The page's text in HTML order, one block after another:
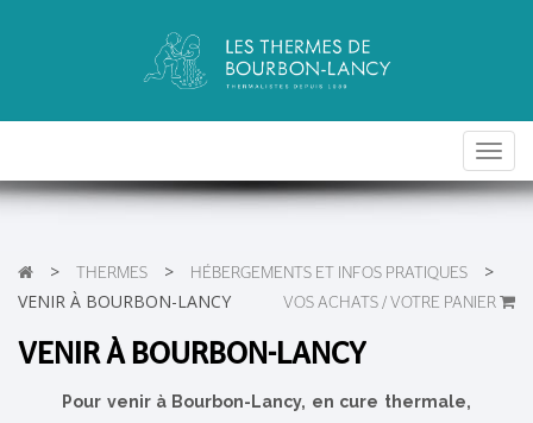
> THERMES > HÉBERGEMENTS ET INFOS PRATIQUES
>
VENIR À BOURBON-LANCY
VOS ACHATS / VOTRE PANIER
VENIR À BOURBON-LANCY
Pour venir à Bourbon-Lancy, en cure thermale,